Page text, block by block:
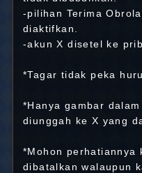
-pilihan Terima
diaktifkan.
-akun X disetel ke
*Tagar tidak peka
*Hanya gambar
diunggah ke X yang
*Mohon perhatiannya
dibatalkan walaupun